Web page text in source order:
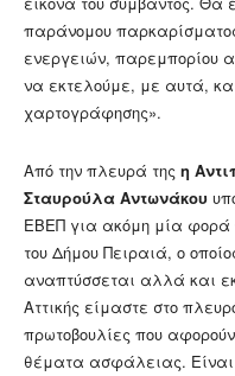
παράνομου
ενεργειών, παρεμπορίου
να εκτελούμε, με αυτά,
χαρτογράφησης».
Από την πλευρά της η
Σταυρούλα Αντωνάκου
ΕΒΕΠ για ακόμη μία φορά
του Δήμου Πειραιά, ο
αναπτύσσεται αλλά και
Αττικής είμαστε στο
πρωτοβουλίες που
θέματα ασφάλειας.